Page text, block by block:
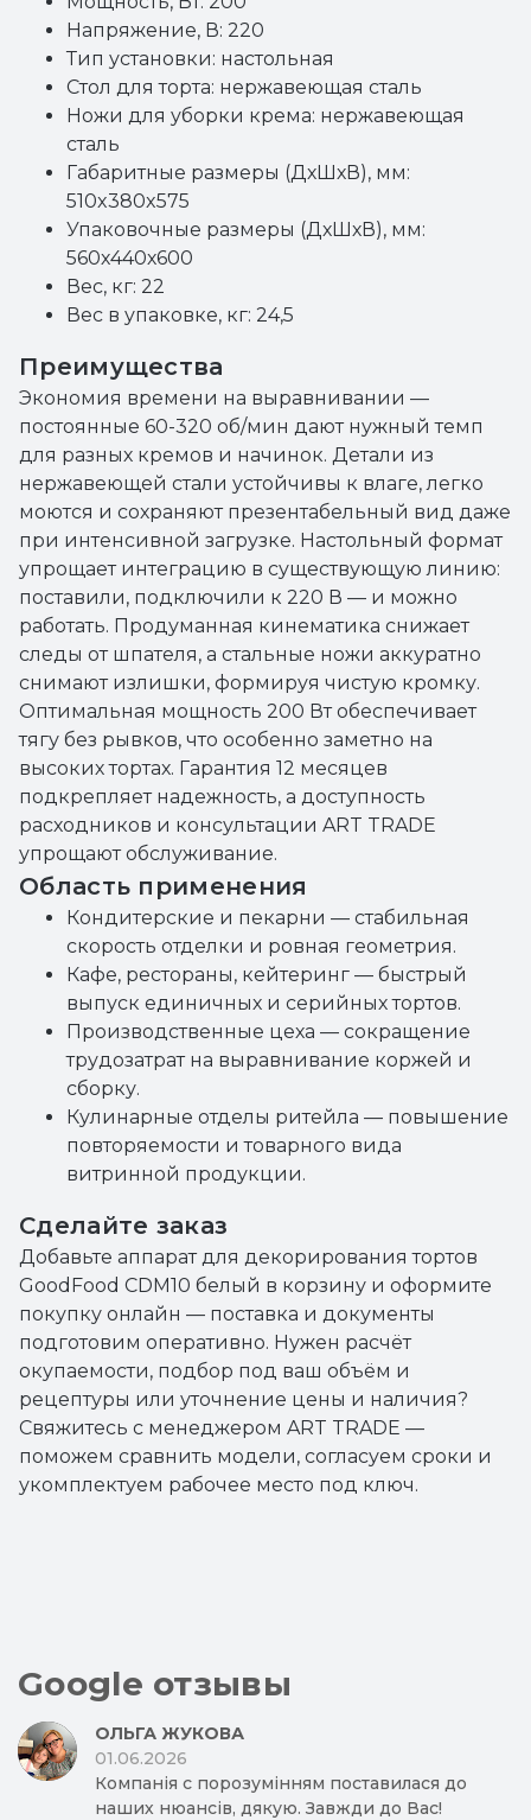
Напряжение, В: 220
Тип установки: настольная
Стол для торта: нержавеющая сталь
Ножи для уборки крема: нержавеющая
сталь
Габаритные размеры (ДхШхВ), мм:
510x380x575
Упаковочные размеры (ДхШхВ), мм:
560х440х600
Вес, кг: 22
Вес в упаковке, кг: 24,5
Преимущества
Экономия времени на выравнивании —
постоянные 60-320 об/мин дают нужный темп
для разных кремов и начинок. Детали из
нержавеющей стали устойчивы к влаге, легко
моются и сохраняют презентабельный вид даже
при интенсивной загрузке. Настольный формат
упрощает интеграцию в существующую линию:
поставили, подключили к 220 В — и можно
работать. Продуманная кинематика снижает
следы от шпателя, а стальные ножи аккуратно
снимают излишки, формируя чистую кромку.
Оптимальная мощность 200 Вт обеспечивает
тягу без рывков, что особенно заметно на
высоких тортах. Гарантия 12 месяцев
подкрепляет надежность, а доступность
расходников и консультации ART TRADE
упрощают обслуживание.
Область применения
Кондитерские и пекарни — стабильная
скорость отделки и ровная геометрия.
Кафе, рестораны, кейтеринг — быстрый
выпуск единичных и серийных тортов.
Производственные цеха — сокращение
трудозатрат на выравнивание коржей и
сборку.
Кулинарные отделы ритейла — повышение
повторяемости и товарного вида
витринной продукции.
Сделайте заказ
Добавьте аппарат для декорирования тортов
GoodFood CDM10 белый в корзину и оформите
покупку онлайн — поставка и документы
подготовим оперативно. Нужен расчёт
окупаемости, подбор под ваш объём и
рецептуры или уточнение цены и наличия?
Свяжитесь с менеджером ART TRADE —
поможем сравнить модели, согласуем сроки и
укомплектуем рабочее место под ключ.
Google отзывы
ОЛЬГА ЖУКОВА
01.06.2026
Компанія с порозумінням поставилася до
наших нюансів, дякую. Завжди до Вас!